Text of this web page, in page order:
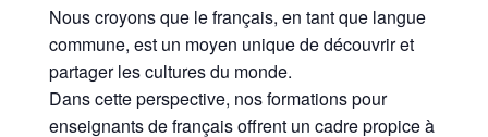
Nous croyons que le français, en tant que langue
commune, est un moyen unique de découvrir et
partager les cultures du monde.
Dans cette perspective, nos formations pour
enseignants de français offrent un cadre propice à